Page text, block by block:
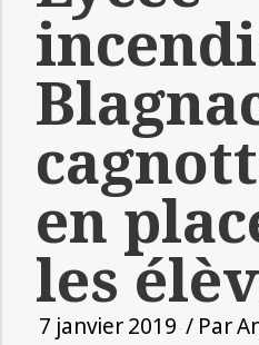
en
les
7 janvier 2019 / Par